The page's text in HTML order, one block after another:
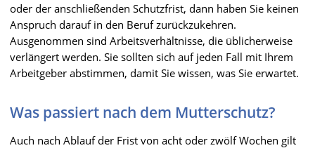
oder der anschließenden Schutzfrist, dann haben Sie keinen
Anspruch darauf in den Beruf zurückzukehren.
Ausgenommen sind Arbeitsverhältnisse, die üblicherweise
verlängert werden. Sie sollten sich auf jeden Fall mit Ihrem
Arbeitgeber abstimmen, damit Sie wissen, was Sie erwartet.
Was passiert nach dem Mutterschutz?
Auch nach Ablauf der Frist von acht oder zwölf Wochen gilt